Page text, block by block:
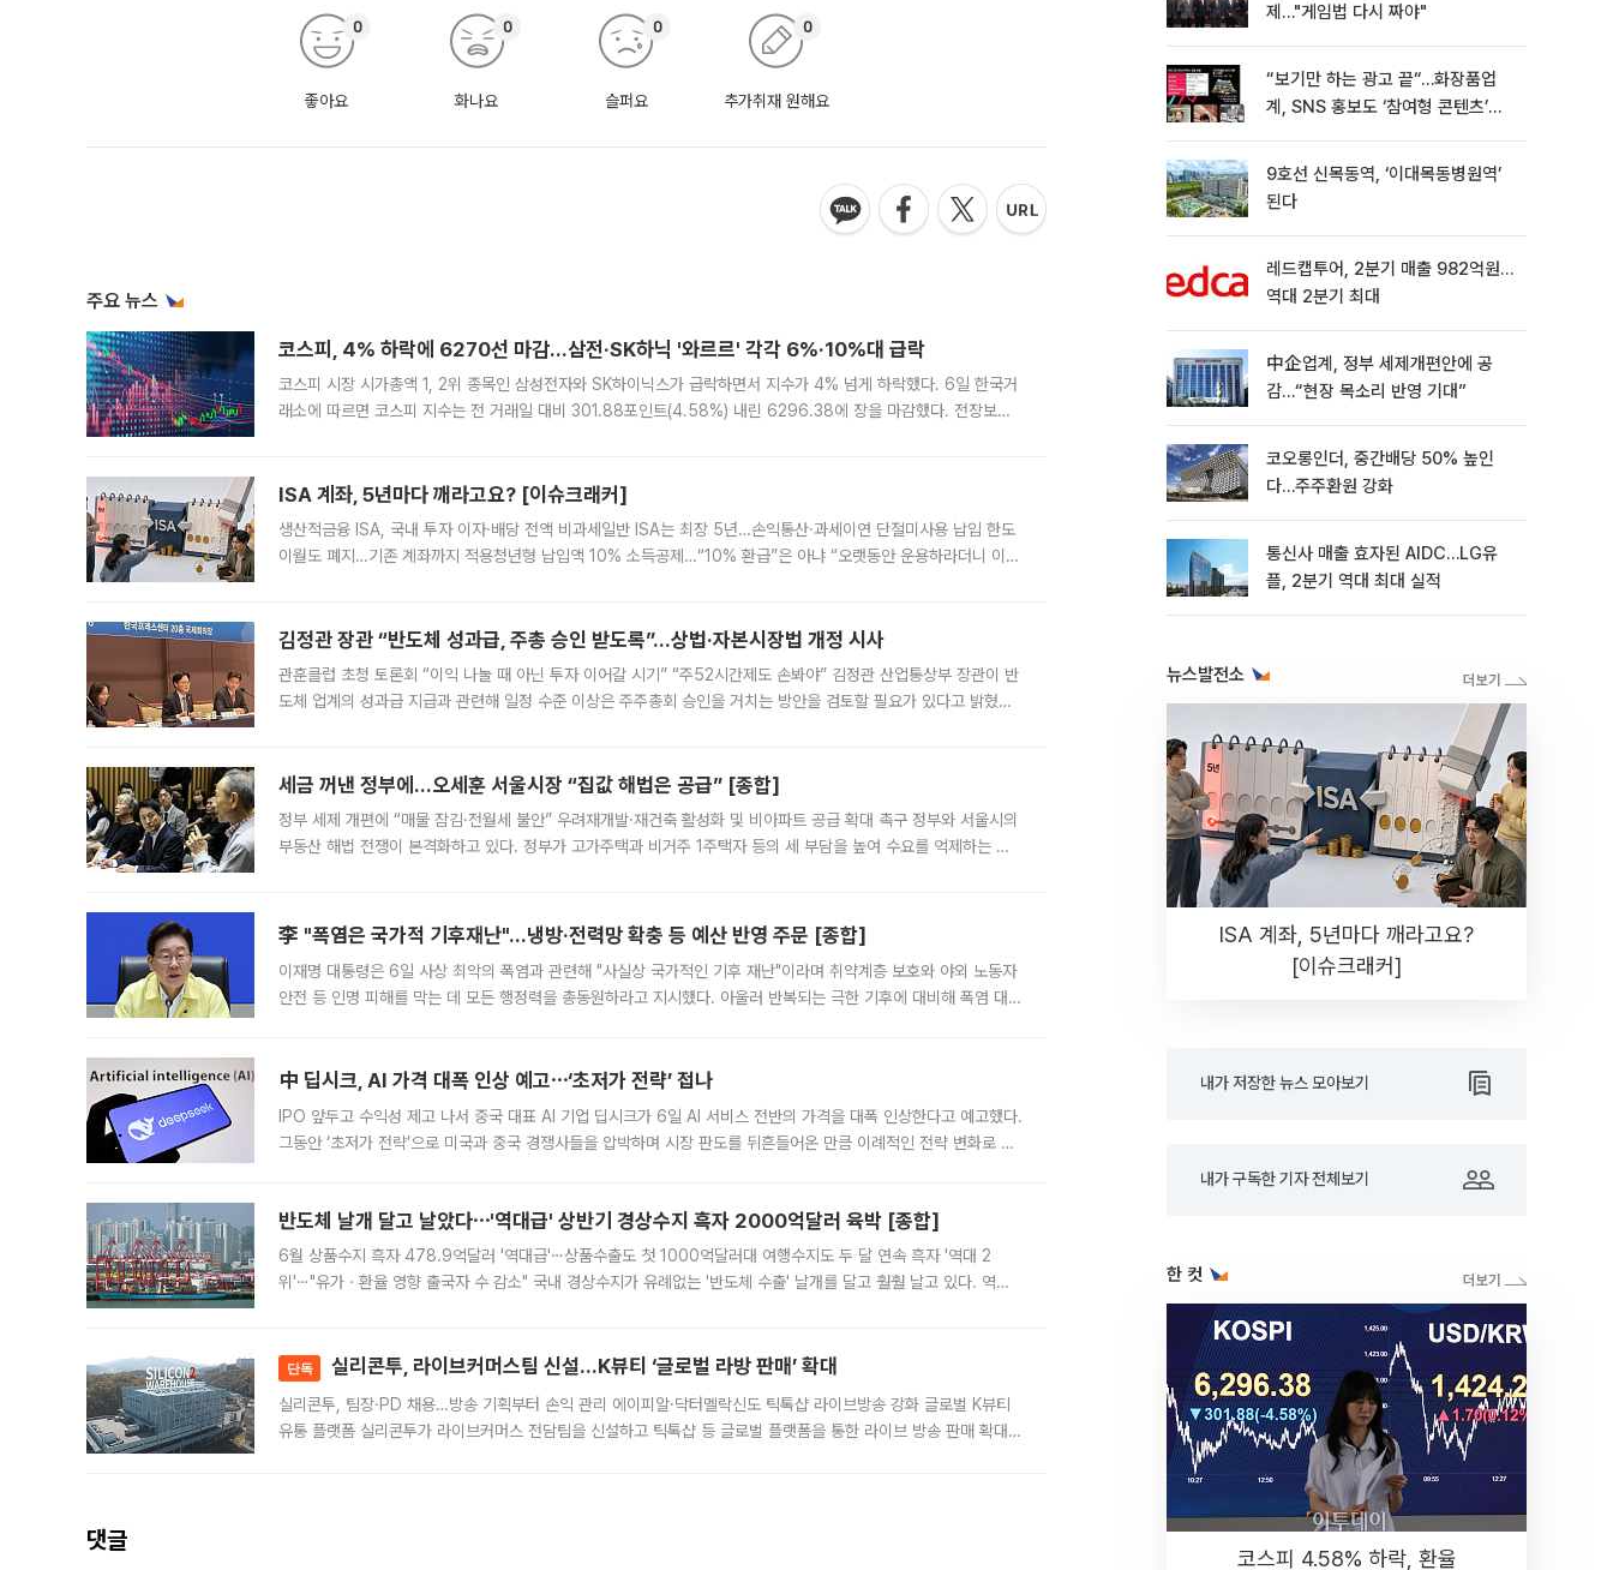
좋아요
0
화나요
0
슬퍼요
0
추가취재 원해요
0
주요 뉴스
코스피, 4% 하락에 6270선 마감…삼전·SK하닉 '와르르' 각각 6%·10%대 급락
코스피 시장 시가총액 1, 2위 종목인 삼성전자와 SK하이닉스가 급락하면서 지수가 4% 넘게 하락했다. 6일 한국거
래소에 따르면 코스피 지수는 전 거래일 대비 301.88포인트(4.58%) 내린 6296.38에 장을 마감했다. 전장보다
ISA 계좌, 5년마다 깨라고요? [이슈크래커]
생산적금융 ISA, 국내 투자 이자·배당 전액 비과세일반 ISA는 최장 5년…손익통산·과세이연 단절미사용 납입 한도
이월도 폐지…기존 계좌까지 적용청년형 납입액 10% 소득공제…“10% 환급”은 아냐 “오랫동안 운용하라더니 이제
김정관 장관 “반도체 성과급, 주총 승인 받도록”…상법·자본시장법 개정 시사
관훈클럽 초청 토론회 “이익 나눌 때 아닌 투자 이어갈 시기” “주52시간제도 손봐야” 김정관 산업통상부 장관이 반
도체 업계의 성과급 지급과 관련해 일정 수준 이상은 주주총회 승인을 거치는 방안을 검토할 필요가 있다고 밝혔다.
세금 꺼낸 정부에…오세훈 서울시장 “집값 해법은 공급” [종합]
정부 세제 개편에 “매물 잠김·전월세 불안” 우려재개발·재건축 활성화 및 비아파트 공급 확대 촉구 정부와 서울시의
부동산 해법 전쟁이 본격화하고 있다. 정부가 고가주택과 비거주 1주택자 등의 세 부담을 높여 수요를 억제하는 카
李 "폭염은 국가적 기후재난"…냉방·전력망 확충 등 예산 반영 주문 [종합]
이재명 대통령은 6일 사상 최악의 폭염과 관련해 "사실상 국가적인 기후 재난"이라며 취약계층 보호와 야외 노동자
안전 등 인명 피해를 막는 데 모든 행정력을 총동원하라고 지시했다. 아울러 반복되는 극한 기후에 대비해 폭염 대응
中 딥시크, AI 가격 대폭 인상 예고⋯‘초저가 전략’ 접나
IPO 앞두고 수익성 제고 나서 중국 대표 AI 기업 딥시크가 6일 AI 서비스 전반의 가격을 대폭 인상한다고 예고했다.
그동안 ‘초저가 전략’으로 미국과 중국 경쟁사들을 압박하며 시장 판도를 뒤흔들어온 만큼 이례적인 전략 변화로 평
반도체 날개 달고 날았다⋯'역대급' 상반기 경상수지 흑자 2000억달러 육박 [종합]
6월 상품수지 흑자 478.9억달러 '역대급'⋯상품수출도 첫 1000억달러대 여행수지도 두 달 연속 흑자 '역대 2
위'⋯"유가ㆍ환율 영향 출국자 수 감소" 국내 경상수지가 유례없는 '반도체 수출' 날개를 달고 훨훨 날고 있다. 역대
단독 실리콘투, 라이브커머스팀 신설…K뷰티 ‘글로벌 라방 판매’ 확대
실리콘투, 팀장·PD 채용…방송 기획부터 손익 관리 에이피알·닥터멜락신도 틱톡샵 라이브방송 강화 글로벌 K뷰티
유통 플랫폼 실리콘투가 라이브커머스 전담팀을 신설하고 틱톡샵 등 글로벌 플랫폼을 통한 라이브 방송 판매 확대에
댓글
제…"게임법 다시 짜야"
“보기만 하는 광고 끝“…화장품업
계, SNS 홍보도 ‘참여형 콘텐츠’로
9호선 신목동역, ‘이대목동병원역’
된다
레드캡투어, 2분기 매출 982억원…
역대 2분기 최대
中企업계, 정부 세제개편안에 공
감…“현장 목소리 반영 기대”
코오롱인더, 중간배당 50% 높인
다…주주환원 강화
통신사 매출 효자된 AIDC…LG유
플, 2분기 역대 최대 실적
뉴스발전소
ISA 계좌, 5년마다 깨라고요?
[이슈크래커]
내가 저장한 뉴스 모아보기
내가 구독한 기자 전체보기
한 컷
코스피 4.58% 하락, 환율